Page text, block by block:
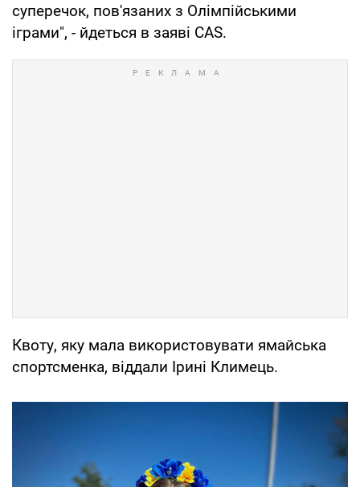
суперечок, пов'язаних з Олімпійськими
іграми", - йдеться в заяві CAS.
Квоту, яку мала використовувати ямайська
спортсменка, віддали Ірині Климець.